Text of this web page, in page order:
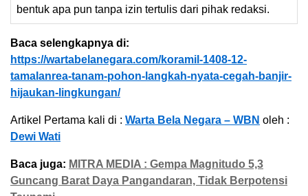
bentuk apa pun tanpa izin tertulis dari pihak redaksi.
Baca selengkapnya di:
https://wartabelanegara.com/koramil-1408-12-
tamalanrea-tanam-pohon-langkah-nyata-cegah-banjir-
hijaukan-lingkungan/
Artikel Pertama kali di : Warta Bela Negara – WBN oleh :
Dewi Wati
Baca juga: MITRA MEDIA : Gempa Magnitudo 5,3
Guncang Barat Daya Pangandaran, Tidak Berpotensi